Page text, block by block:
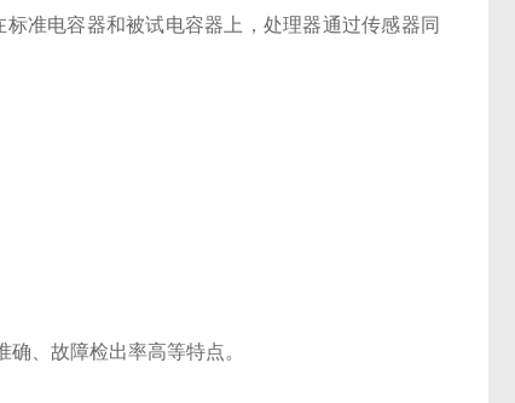
准电容器和被试电容器上，处理器通过传感器同
、故障检出率高等特点。